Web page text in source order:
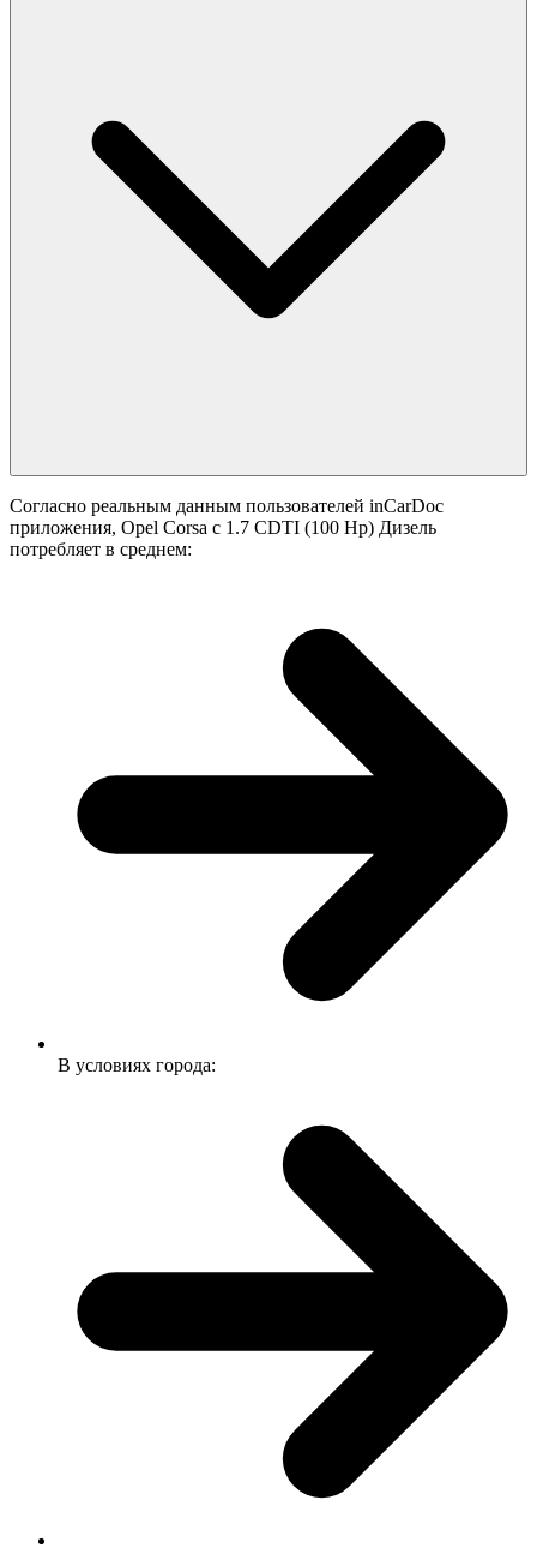
Согласно реальным данным пользователей inCarDoc
приложения, Opel Corsa с 1.7 CDTI (100 Hp) Дизель
потребляет в среднем:
В условиях города: